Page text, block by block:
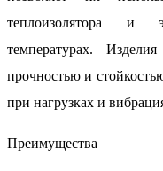
теплоизолятора и
температурах.
прочностью и
при нагрузках и
Преимущества